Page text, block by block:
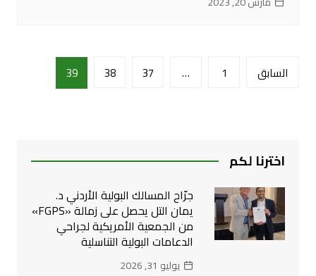
تعدد
صفحات
السابق 1
…
37
38
39
اخترنا لكم
جرّاح المسالك البولية الأردني د.
يمان التل يحصل على زمالة «FGPS»
من الجمعية الأمريكية لجراحي
الدعامات البولية التناسلية
يوليو 31, 2026